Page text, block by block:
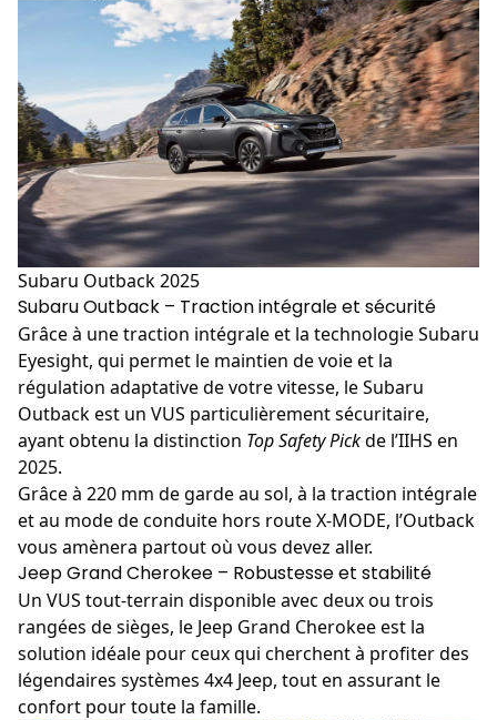
Subaru Outback 2025
Subaru Outback – Traction intégrale et sécurité
Grâce à une traction intégrale et la technologie Subaru
Eyesight, qui permet le maintien de voie et la
régulation adaptative de votre vitesse, leSubaru
Outbackest un VUS particulièrement sécuritaire,
ayant obtenu la distinction Top Safety Pickde l’IIHS en
2025.
Grâce à 220 mm de garde au sol, à la traction intégrale
et au mode de conduite hors route X-MODE, l’Outback
vous amènera partout où vous devez aller.
Jeep Grand Cherokee – Robustesse et stabilité
Un VUS tout-terrain disponible avec deux ou trois
rangées de sièges, le Jeep Grand Cherokeeest la
solution idéale pour ceux qui cherchent à profiter des
légendaires systèmes 4x4 Jeep, tout en assurant le
confort pour toute la famille.